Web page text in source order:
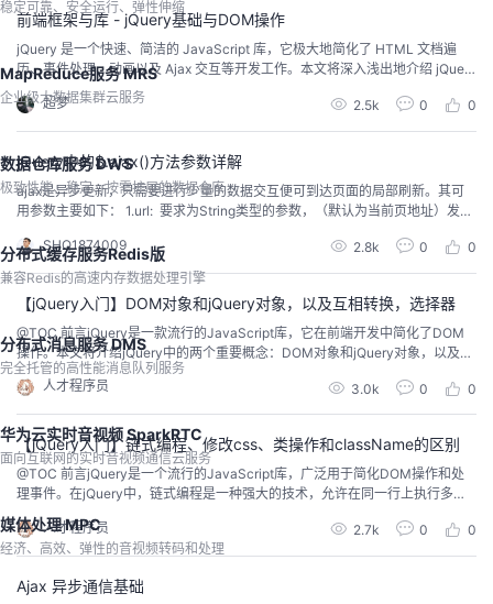
稳定可靠、安全运行、弹性伸缩
MapReduce服务 MRS
企业级大数据集群云服务
数据仓库服务 DWS
极致性能、稳定、按需扩展的数据仓库
分布式缓存服务Redis版
兼容Redis的高速内存数据处理引擎
分布式消息服务 DMS
完全托管的高性能消息队列服务
华为云实时音视频 SparkRTC
面向互联网的实时音视频通信云服务
媒体处理 MPC
经济、高效、弹性的音视频转码和处理
前端框架与库 - jQuery基础与DOM操作
jQuery 是一个快速、简洁的 JavaScript 库，它极大地简化了 HTML 文档遍
历、事件处理、动画以及 Ajax 交互等开发工作。本文将深入浅出地介绍 jQuery
的基础用法，特别是 DOM 操作方面，包括常见问题、易错点以及如何避免这
些问题，辅以代码示例，帮助初学者更好地掌握 jQuery。 一、jQuery简介jQue
ry 是一个跨浏览器的 JavaScript 库，其设计...
超梦 2.5k 0 0
jQuery中的$.ajax()方法参数详解
ajax是异步更新，只需要进行少量的数据交互便可到达页面的局部刷新。其可
用参数主要如下： 1.url: 要求为String类型的参数，（默认为当前页地址）发送
为get。注意其他http请求方法，例如put和delete也可以使用，但仅部分浏览器
支持。 3.timeout:要求为Number类型的参...
SHQ1874009 2.8k 0 0
【jQuery入门】DOM对象和jQuery对象，以及互相转换，选择器
@TOC 前言jQuery是一款流行的JavaScript库，它在前端开发中简化了DOM
操作。本文将介绍jQuery中的两个重要概念：DOM对象和jQuery对象，以及它
们之间的互相转换。理解这些概念对于有效利用jQuery的功能至关重要。 一、j
Query与DOM对象1.用原生JS获取来的对象就是DOM对象2.jQuery方法获取的
元素就是jQuery对象3.jQuery对象本质是:利用$...
人才程序员 3.0k 0 0
【jQuery入门】链式编程、修改css、类操作和className的区别
@TOC 前言jQuery是一个流行的JavaScript库，广泛用于简化DOM操作和处
理事件。在jQuery中，链式编程是一种强大的技术，允许在同一行上执行多个
操作。本文将介绍jQuery中的链式编程、修改CSS、类操作以及className的
区别。 一、链式编程链式编程是jQuery的一项强大功能，允许在单个语句中执
行多个操作。通过在每个操作之后返回jQuery对象，可以将多个方法链接在...
人才程序员 2.7k 0 0
Ajax 异步通信基础